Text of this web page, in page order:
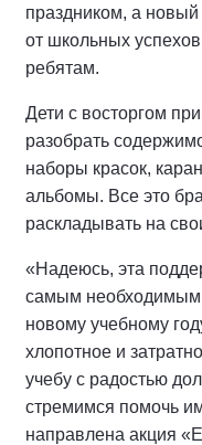
праздником, а новый
от школьных
ребятам.
Дети с восторгом
разобрать
наборы красок,
альбомы. Все это
раскладывать на
«Надеюсь, эта
самым
новому учебному
хлопотное и
учебу с радостью
стремимся помочь
направлена акция